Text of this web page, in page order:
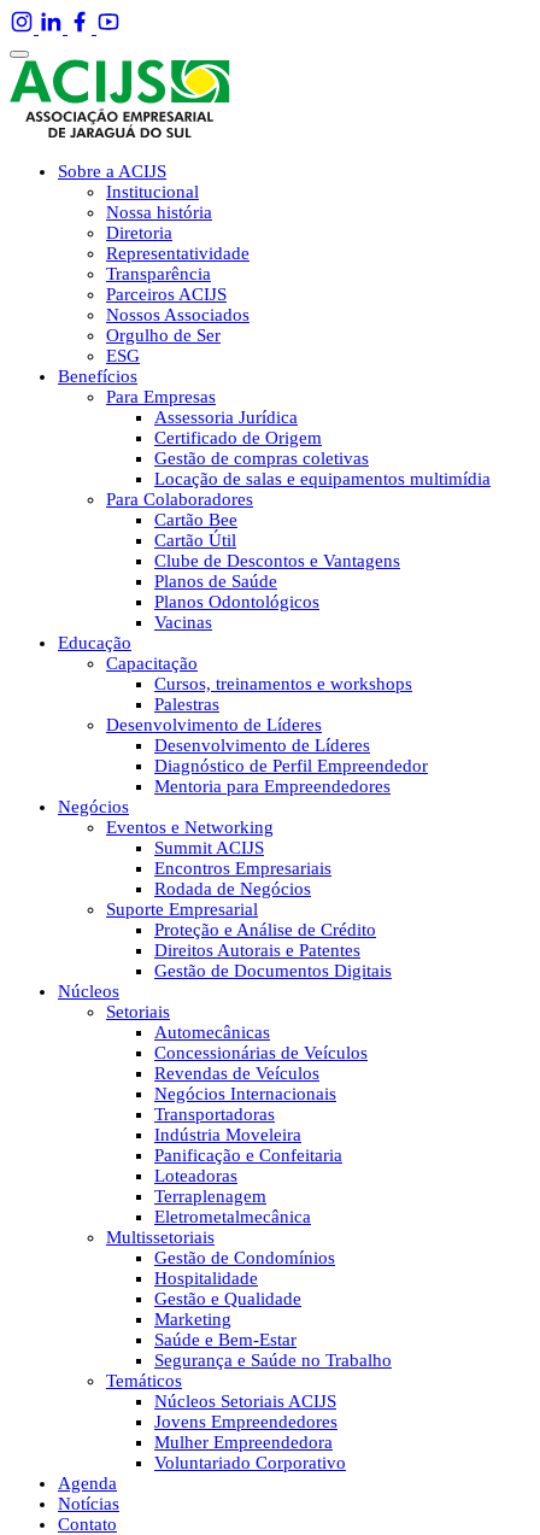
Sobre a ACIJS
Institucional
Nossa história
Diretoria
Representatividade
Transparência
Parceiros ACIJS
Nossos Associados
Orgulho de Ser
ESG
Benefícios
Para Empresas
Assessoria Jurídica
Certificado de Origem
Gestão de compras coletivas
Locação de salas e equipamentos multimídia
Para Colaboradores
Cartão Bee
Cartão Útil
Clube de Descontos e Vantagens
Planos de Saúde
Planos Odontológicos
Vacinas
Educação
Capacitação
Cursos, treinamentos e workshops
Palestras
Desenvolvimento de Líderes
Desenvolvimento de Líderes
Diagnóstico de Perfil Empreendedor
Mentoria para Empreendedores
Negócios
Eventos e Networking
Summit ACIJS
Encontros Empresariais
Rodada de Negócios
Suporte Empresarial
Proteção e Análise de Crédito
Direitos Autorais e Patentes
Gestão de Documentos Digitais
Núcleos
Setoriais
Automecânicas
Concessionárias de Veículos
Revendas de Veículos
Negócios Internacionais
Transportadoras
Indústria Moveleira
Panificação e Confeitaria
Loteadoras
Terraplenagem
Eletrometalmecânica
Multissetoriais
Gestão de Condomínios
Hospitalidade
Gestão e Qualidade
Marketing
Saúde e Bem-Estar
Segurança e Saúde no Trabalho
Temáticos
Núcleos Setoriais ACIJS
Jovens Empreendedores
Mulher Empreendedora
Voluntariado Corporativo
Agenda
Notícias
Contato